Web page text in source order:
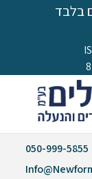
בלבד
050-999-5855